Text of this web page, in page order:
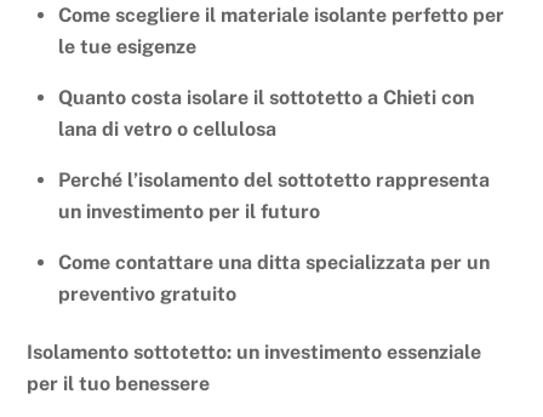
Come scegliere il materiale isolante perfetto per
le tue esigenze
Quanto costa isolare il sottotetto a Chieti con
lana di vetro o cellulosa
Perché l’isolamento del sottotetto rappresenta
un investimento per il futuro
Come contattare una ditta specializzata per un
preventivo gratuito
Isolamento sottotetto: un investimento essenziale
per il tuo benessere